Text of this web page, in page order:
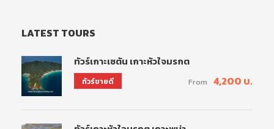
LATEST TOURS
ทัวร์เกาะเซตัน เกาะหัวใจมรกต
ทัวร์ขายดี From 4,200 บ.